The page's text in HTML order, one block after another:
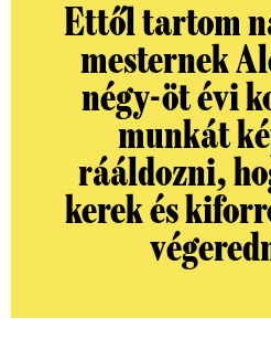
Ettől tartom
mesternek
négy-öt évi
munkát
rááldozni,
kerek és